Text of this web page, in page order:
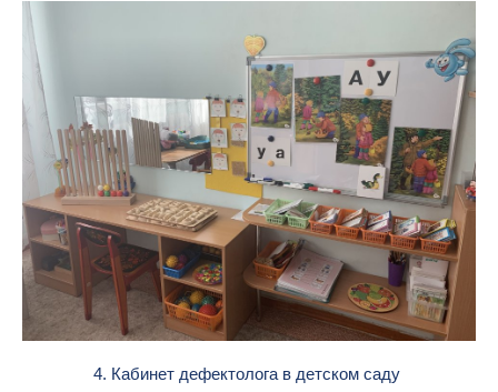
4. Кабинет дефектолога в детском саду